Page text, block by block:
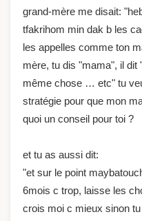
grand-mère me disait:
tfakrihom min dak b les
les appelles comme ton
mère, tu dis "mama", il dit
même chose … etc" tu
stratégie pour que mon
quoi un conseil pour toi ?
et tu as aussi dit:
"et sur le point
6mois c trop, laisse les
crois moi c mieux sinon